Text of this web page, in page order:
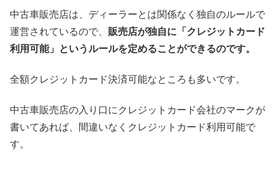
中古車販売店は、ディーラーとは関係なく独自のルールで
運営されているので、 販売店が独自に「クレジットカード
利用可能」というルールを定めることができるのです。
全額クレジットカード決済可能なところも多いです。
中古車販売店の入り口にクレジットカード会社のマークが
書いてあれば、間違いなくクレジットカード利用可能で
す。